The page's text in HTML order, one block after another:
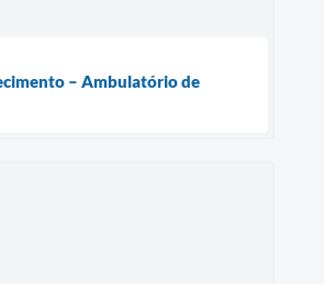
– Ambulatório de